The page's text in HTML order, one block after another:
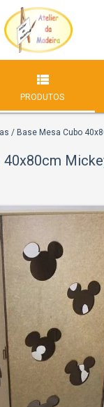
PRODUTOS
/ Base Mesa Cubo
40x80cm